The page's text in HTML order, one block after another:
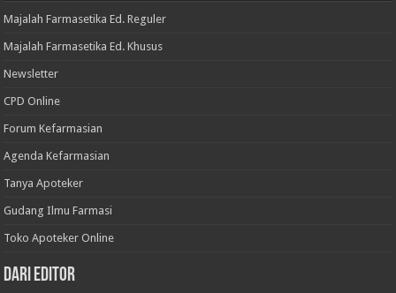
Majalah Farmasetika Ed. Reguler
Majalah Farmasetika Ed. Khusus
Newsletter
CPD Online
Forum Kefarmasian
Agenda Kefarmasian
Tanya Apoteker
Gudang Ilmu Farmasi
Toko Apoteker Online
Dari Editor